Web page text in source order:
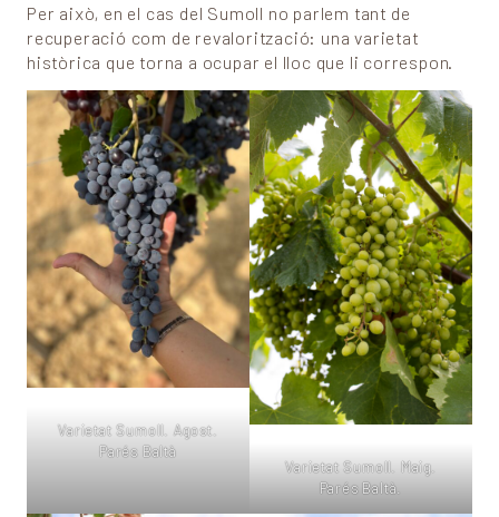
Per això, en el cas del Sumoll no parlem tant de
recuperació com de revalorització: una varietat
històrica que torna a ocupar el lloc que li correspon.
Varietat Sumoll. Agost.
Parés Baltà
Varietat Sumoll. Maig.
Parés Baltà.